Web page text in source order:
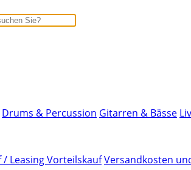
Drums & Percussion Gitarren & Bässe
/ Leasing VorteilskaufVersandkosten